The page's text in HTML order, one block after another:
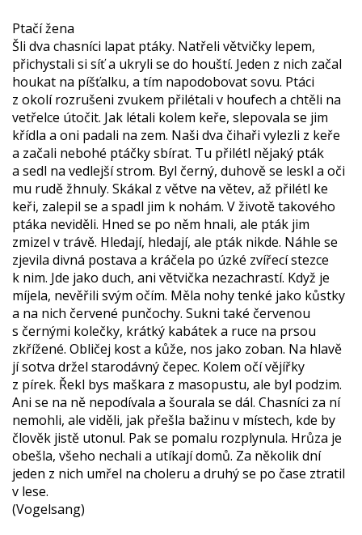
Ptačí žena
Šli dva chasníci lapat ptáky. Natřeli větvičky lepem,
přichystali si síť a ukryli se do houští. Jeden z nich začal
houkat na píšťalku, a tím napodobovat sovu. Ptáci
z okolí rozrušeni zvukem přilétali v houfech a chtěli na
vetřelce útočit. Jak létali kolem keře, slepovala se jim
křídla a oni padali na zem. Naši dva čihaři vylezli z keře
a začali nebohé ptáčky sbírat. Tu přilétl nějaký pták
a sedl na vedlejší strom. Byl černý, duhově se leskl a oči
mu rudě žhnuly. Skákal z větve na větev, až přilétl ke
keři, zalepil se a spadl jim k nohám. V životě takového
ptáka neviděli. Hned se po něm hnali, ale pták jim
zmizel v trávě. Hledají, hledají, ale pták nikde. Náhle se
zjevila divná postava a kráčela po úzké zvířecí stezce
k nim. Jde jako duch, ani větvička nezachrastí. Když je
míjela, nevěřili svým očím. Měla nohy tenké jako kůstky
a na nich červené punčochy. Sukni také červenou
s černými kolečky, krátký kabátek a ruce na prsou
zkřížené. Obličej kost a kůže, nos jako zoban. Na hlavě
jí sotva držel starodávný čepec. Kolem očí vějířky
z pírek. Řekl bys maškara z masopustu, ale byl podzim.
Ani se na ně nepodívala a šourala se dál. Chasníci za ní
nemohli, ale viděli, jak přešla bažinu v místech, kde by
člověk jistě utonul. Pak se pomalu rozplynula. Hrůza je
obešla, všeho nechali a utíkají domů. Za několik dní
jeden z nich umřel na choleru a druhý se po čase ztratil
v lese.
(Vogelsang)